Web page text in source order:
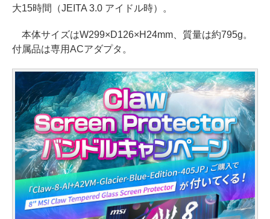
大15時間（JEITA 3.0 アイドル時）。
本体サイズはW299×D126×H24mm、質量は約795g。
付属品は専用ACアダプタ。